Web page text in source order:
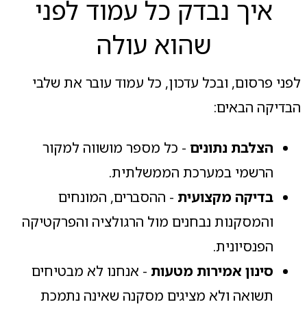
איך נבדק כל עמוד לפני
שהוא עולה
לפני פרסום, ובכל עדכון, כל עמוד עובר את שלבי
הבדיקה הבאים:
הצלבת נתונים - כל מספר מושווה למקור
הרשמי במערכת הממשלתית.
בדיקה מקצועית- ההסברים, המונחים
והמסקנות נבחנים מול הרגולציה והפרקטיקה
הפנסיונית.
סינון אמירות מטעות- אנחנו לא מבטיחים
תשואה ולא מציגים מסקנה שאינה נתמכת